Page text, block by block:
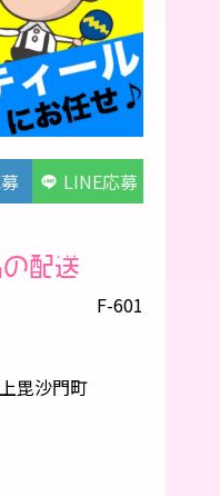
LINE応募
配送
F-601
毘沙門町